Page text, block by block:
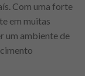
Com uma forte
em muitas
um ambiente de